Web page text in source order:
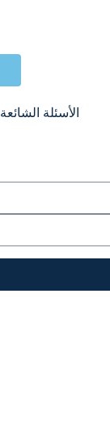
الأسئلة الشائعة